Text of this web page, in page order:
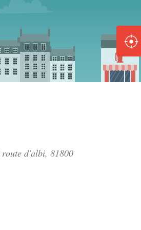
route d'albi, 81800
Épuisé
Épuisé